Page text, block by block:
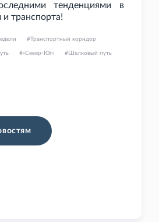
тенденциями в
и транспорта!
Транспортный коридор
«Север-Юг» Шелковый путь